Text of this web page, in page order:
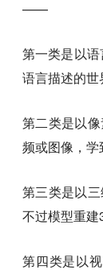
——
第一类是以语
语言描述的世
第二类是以
频或图像，学
第三类是以
不过模型重建
第四类是以